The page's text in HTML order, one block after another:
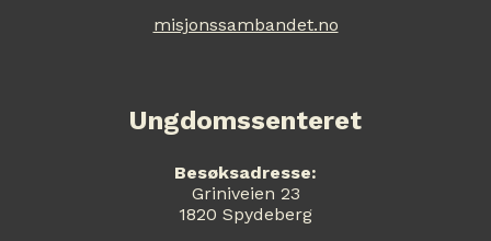
misjonssambandet.no
Ungdomssenteret
Besøksadresse:
Griniveien 23
1820 Spydeberg